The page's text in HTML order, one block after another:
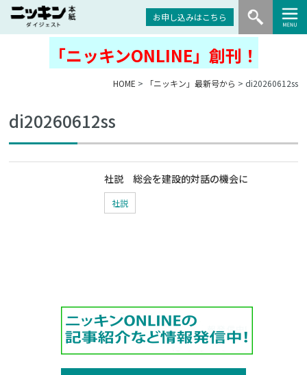
お申し込みはこちら
「ニッキンONLINE」創刊！
HOME > 「ニッキン」最新号から > di20260612ss
di20260612ss
社説 総会を建設的対話の機会に
社説